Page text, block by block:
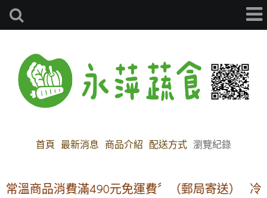
首頁 最新消息 商品介紹 配送方式 瀏覽紀錄
商品消費滿490元免運費〞（郵局寄送） 冷凍